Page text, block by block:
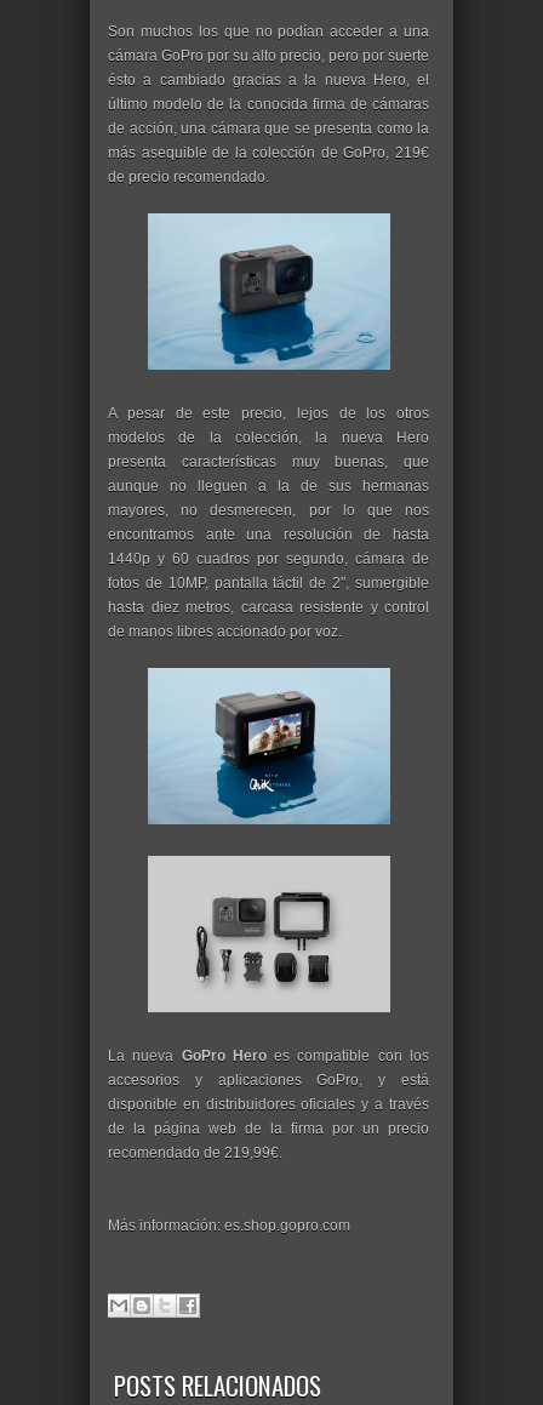
Son muchos los que no podían acceder a una
cámara GoPro por su alto precio, pero por suerte
ésto a cambiado gracias a la nueva Hero, el
último modelo de la conocida firma de cámaras
de acción, una cámara que se presenta como la
más asequible de la colección de GoPro, 219€
de precio recomendado.
A pesar de este precio, lejos de los otros
modelos de la colección, la nueva Hero
presenta características muy buenas, que
aunque no lleguen a la de sus hermanas
mayores, no desmerecen, por lo que nos
encontramos ante una resolución de hasta
1440p y 60 cuadros por segundo, cámara de
fotos de 10MP, pantalla táctil de 2", sumergible
hasta diez metros, carcasa resistente y control
de manos libres accionado por voz.
La nueva GoPro Heroes compatible con los
accesorios y aplicaciones GoPro, y está
disponible en distribuidores oficiales y a través
de la página web de la firma por un precio
recomendado de 219,99€.
Más información: es.shop.gopro.com
POSTS RELACIONADOS